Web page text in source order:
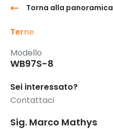
Torna alla panoramica
Terne
Modello
WB97S-8
Sei interessato?
Contattaci
Sig. Marco Mathys